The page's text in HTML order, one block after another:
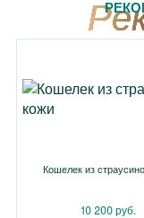
Кошелек из
10 200 руб.